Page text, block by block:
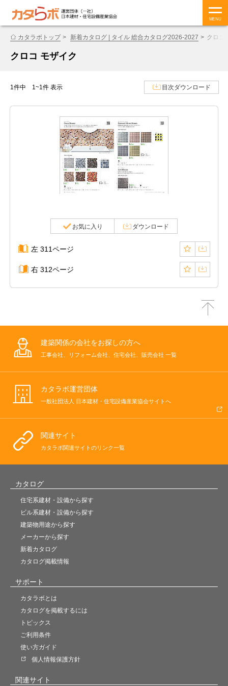
MENU
カタラボトップ 新着カタログ | タイル 総合カタログ2026-2027 クロコ
クロコ モザイク
1件中 1~1件 表示 目次ダウンロード
お気に入り ダウンロード
左 311ページ
右 312ページ
建築関係の会社をお探しの方へ
工事会社、リフォーム会社、住宅会社、販売会社 一覧
カタラボ運営団体
一般社団法人 日本建材・住宅設備産業協会サイトへ
関連サイト
カタラボ関連サイトのリンク一覧
カタログ
住宅系建材・設備から探す
ビル系建材・設備から探す
建築物用途から探す
メーカーから探す
新着カタログ
カタログ掲載情報
サポート
カタラボとは
カタログを掲載するには
トピックス
ご利用条件
使い方ガイド
個人情報保護方針
関連サイト